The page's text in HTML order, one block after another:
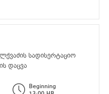
სადისერტაციო
დაცვა
Beginning